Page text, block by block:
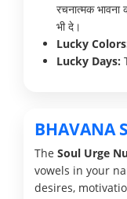
रचनात्मक
भी दे।
Lucky
Lucky Days:
BHAVANA
The Soul Urge
vowels in your
desires,